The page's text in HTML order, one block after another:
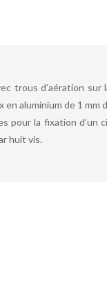
trous d’aération sur
aluminium de 1 mm
pour la fixation d’un
huit vis.